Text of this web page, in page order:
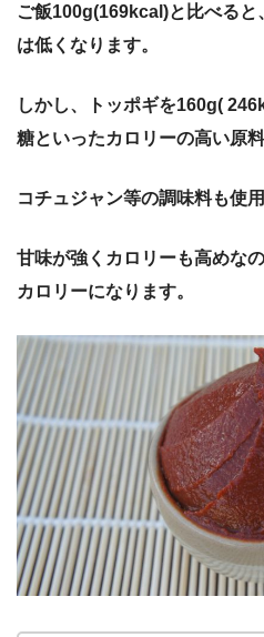
ご飯100g(169kcal)と比べる
は低くなります。
しかし、トッポギを160g(
糖といったカロリーの高い原
コチュジャン等の調味料も使
甘味が強くカロリーも高めなの
カロリーになります。